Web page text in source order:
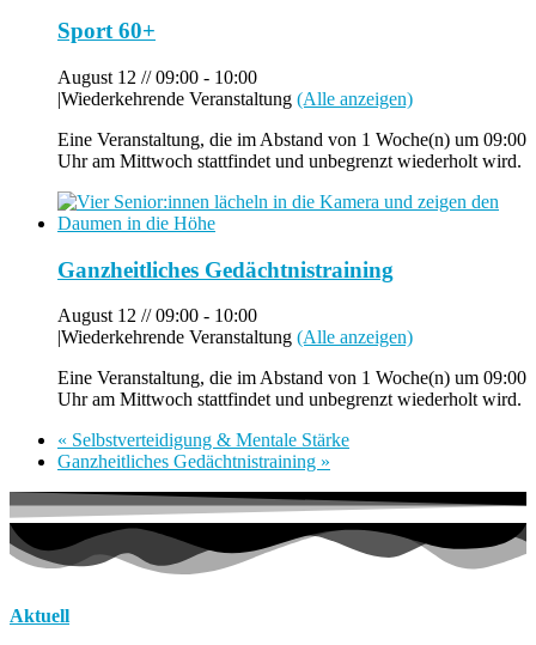
Sport 60+
August 12 // 09:00 - 10:00
|Wiederkehrende Veranstaltung (Alle anzeigen)
Eine Veranstaltung, die im Abstand von 1 Woche(n) um 09:00
Uhr am Mittwoch stattfindet und unbegrenzt wiederholt wird.
Ganzheitliches Gedächtnistraining
August 12 // 09:00 - 10:00
|Wiederkehrende Veranstaltung (Alle anzeigen)
Eine Veranstaltung, die im Abstand von 1 Woche(n) um 09:00
Uhr am Mittwoch stattfindet und unbegrenzt wiederholt wird.
« Selbstverteidigung & Mentale Stärke
Ganzheitliches Gedächtnistraining »
Aktuell